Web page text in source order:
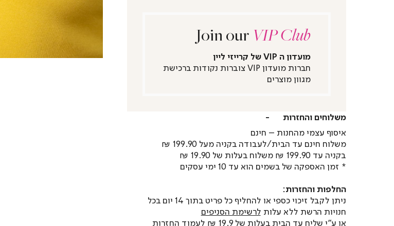
Join ourVIP Club
מועדון ה VIP של קרייזי ליין
חברות מועדון VIP צוברות נקודות ברכישת
מגוון מוצרים
משלוחים והחזרות
איסוף עצמי מהחנות – חינם
משלוח חינם עד הבית/לעבודה בקניה מעל 199.90 ₪
בקניה עד 199.90 ₪ משלוח בעלות של 19.90 ₪
* זמן האספקה של בשמים הוא עד 10 ימי עסקים
החלפות והחזרות:
ניתן לקבל זיכוי כספי או להחליף כל פריט בתוך 14 יום בכל
חנויות הרשת ללא עלותלרשימת הסניפים
או ע"י שליח עד הבית בעלות של 19.9 ₪
לעמוד החזרות